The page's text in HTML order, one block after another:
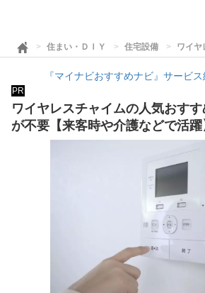
住まい・ＤＩＹ 住宅設備 ワイヤ
『マイナビおすすめナビ』サービ
PR
ワイヤレスチャイムの人気おす
が不要【来客時や介護などで活躍